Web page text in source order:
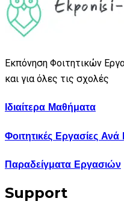
Εκπόνηση Φοιτητικών
και για όλες τις σχολές
Ιδιαίτερα Μαθήματα
Φοιτητικές Εργασίες
Παραδείγματα Εργασιών
Support